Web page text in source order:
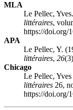
MLA
Le Pellec,
littéraires,
https://doi.org/
APA
Le Pellec, Y.
littéraires, 26
Chicago
Le Pellec,
littéraires 26,
https://doi.org/